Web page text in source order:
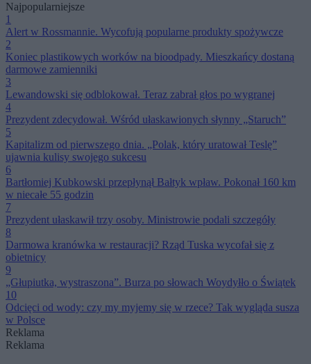
Najpopularniejsze
1
Alert w Rossmannie. Wycofują popularne produkty spożywcze
2
Koniec plastikowych worków na bioodpady. Mieszkańcy dostaną
darmowe zamienniki
3
Lewandowski się odblokował. Teraz zabrał głos po wygranej
4
Prezydent zdecydował. Wśród ułaskawionych słynny „Staruch”
5
Kapitalizm od pierwszego dnia. „Polak, który uratował Teslę”
ujawnia kulisy swojego sukcesu
6
Bartłomiej Kubkowski przepłynął Bałtyk wpław. Pokonał 160 km
w niecałe 55 godzin
7
Prezydent ułaskawił trzy osoby. Ministrowie podali szczegóły
8
Darmowa kranówka w restauracji? Rząd Tuska wycofał się z
obietnicy
9
„Głupiutka, wystraszona”. Burza po słowach Woydyłło o Świątek
10
Odcięci od wody: czy my myjemy się w rzece? Tak wygląda susza
w Polsce
Reklama
Reklama